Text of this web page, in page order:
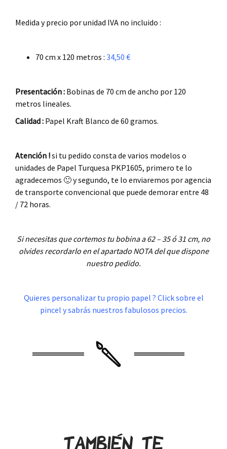
Medida y precio por unidad IVA no incluido :
70 cm x 120 metros : 34,50 €
Presentación : Bobinas de 70 cm de ancho por 120
metros lineales.
Calidad : Papel Kraft Blanco de 60 gramos.
Atención !si tu pedido consta de varios modelos o
unidades de Papel Turquesa PKP1605, primero te lo
agradecemos 🙂 y segundo, te lo enviaremos por agencia
de transporte convencional que puede demorar entre 48
/ 72 horas.
Si necesitas que cortemos tu bobina a 62 – 35 ó 31 cm, no
olvides recordarlo en el apartado NOTA del que dispone
nuestro pedido.
Quieres personalizar tu propio papel ? Click sobre el
pincel y sabrás nuestros fabulosos precios.
También te